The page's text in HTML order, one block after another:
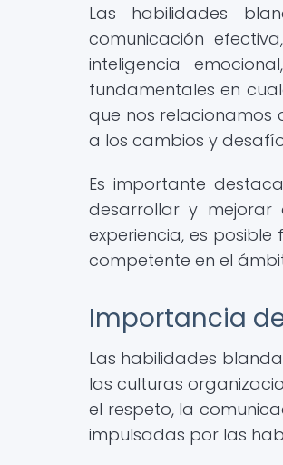
Las habilidades
comunicación
inteligencia
fundamentales en
que nos relacionamos
a los cambios y
Es importante
desarrollar y
experiencia, es
competente en el
Importancia
Las habilidades
las culturas
el respeto, la
impulsadas por las